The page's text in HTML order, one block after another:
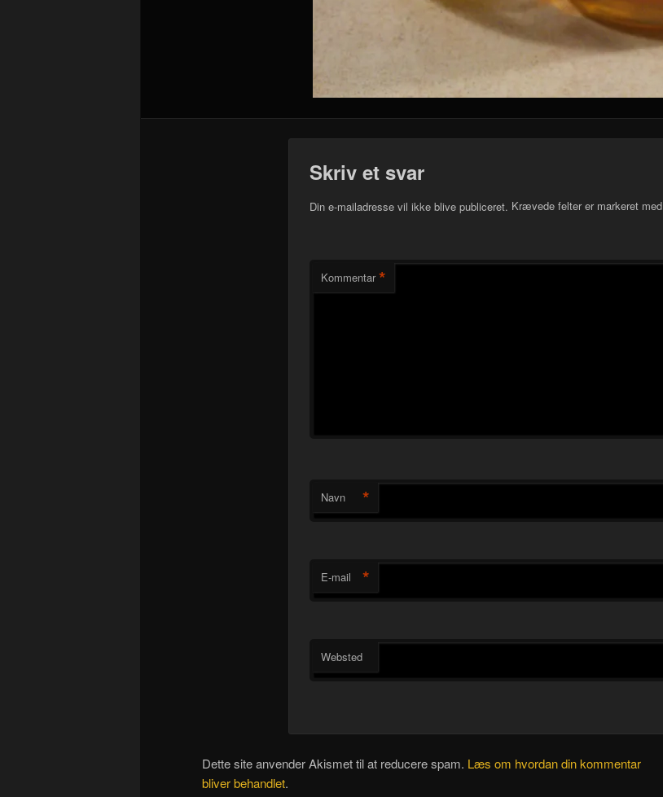
Skriv et svar
Din e-mailadresse vil ikke blive publiceret. Krævede felter er markeret med
Kommentar *
Navn *
E-mail *
Websted
Dette site anvender Akismet til at reducere spam. Læs om hvordan din kommentar
bliver behandlet.